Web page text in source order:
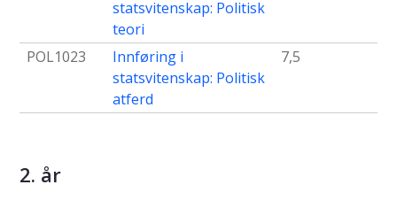
statsvitenskap: Politisk
teori
POL1023
Innføring i
statsvitenskap: Politisk
atferd
7,5
2. år